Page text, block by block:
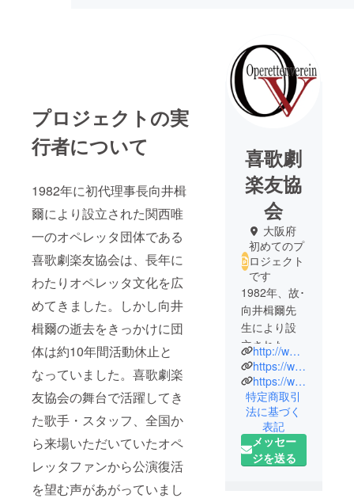
プロジェクトの実
行者について
1982年に初代理事長向井楫
爾により設立された関西唯
一のオペレッタ団体である
喜歌劇楽友協会は、長年に
わたりオペレッタ文化を広
めてきました。しかし向井
楫爾の逝去をきっかけに団
体は約10年間活動休止と
なっていました。喜歌劇楽
友協会の舞台で活躍してき
た歌手・スタッフ、全国か
ら来場いただいていたオペ
レッタファンから公演復活
を望む声があがっていまし
喜歌劇
楽友協
会
大阪府
初めてのプ
ロジェクト
です
1982年、故･
向井楫爾先
生により設
立された喜
歌劇楽友協
会。オペ
レッタの普
及を理念
に、32年間
長きにわた
り公演を続
http://www.operettenverein.com/
https://www.instagram.com/operettenverein2026/
https://www.threads.com/@operettenverein2026
特定商取引
法に基づく
表記
メッセー
ジを送る